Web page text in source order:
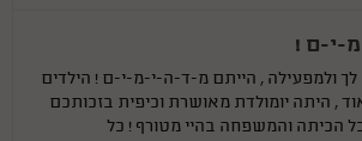
י-ם !
לך ולמפעילה , הייתם מ-ד-ה-י-מ-י-ם ! הילדים
, היתה יומולדת מאושרת וכיפית בזכותכם
הכיתה והמשפחה בהיי מטורף ! כל